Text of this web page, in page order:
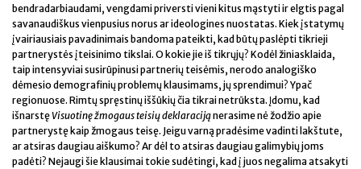
bendradarbiaudami, vengdami priversti vieni kitus mąstyti ir elgtis pagal
savanaudiškus vienpusius norus ar ideologines nuostatas. Kiek įstatymų
įvairiausiais pavadinimais bandoma pateikti, kad būtų paslėpti tikrieji
partnerystės įteisinimo tikslai. O kokie jie iš tikrųjų? Kodėl žiniasklaida,
taip intensyviai susirūpinusi partnerių teisėmis, nerodo analogiško
dėmesio demografinių problemų klausimams, jų sprendimui? Ypač
regionuose. Rimtų spręstinų iššūkių čia tikrai netrūksta. Įdomu, kad
išnarstęVisuotinę žmogaus teisių deklaracijąnerasime nė žodžio apie
partnerystę kaip žmogaus teisę. Jeigu varną pradėsime vadinti lakštute,
ar atsiras daugiau aiškumo? Ar dėl to atsiras daugiau galimybių joms
padėti? Nejaugi šie klausimai tokie sudėtingi, kad į juos negalima atsakyti